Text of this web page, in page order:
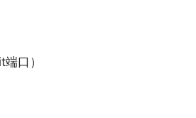
口）